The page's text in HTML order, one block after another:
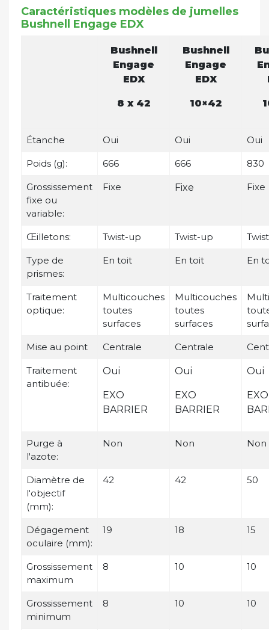
Caractéristiques modèles de jumelles
Bushnell Engage EDX
Bushnell
Engage
EDX
8 x 42
Bushnell
Engage
EDX
10×42
Étanche Oui Oui Oui
Poids (g): 666 666 830
Grossissement
fixe ou
variable:
Fixe Fixe Fixe
Œilletons: Twist-up Twist-up
Type de
prismes:
En toit En toit En
Traitement
optique:
Multicouches
toutes
surfaces
Multicouches
toutes
surfaces
Mise au point Centrale Centrale
Traitement
antibuée:
Oui
EXO
BARRIER
Oui
EXO
BARRIER
Oui
EXO
Purge à
l'azote:
Non Non Non
Diamètre de
l'objectif
(mm):
42 42 50
Dégagement
oculaire (mm):
19 18 15
Grossissement
maximum
8 10 10
Grossissement
minimum
8 10 10